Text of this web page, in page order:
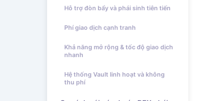
Hỗ trợ đòn bẩy và phái sinh tiên tiến
Phí giao dịch cạnh tranh
Khả năng mở rộng & tốc độ giao dịch
nhanh
Hệ thống Vault linh hoạt và không
thu phí